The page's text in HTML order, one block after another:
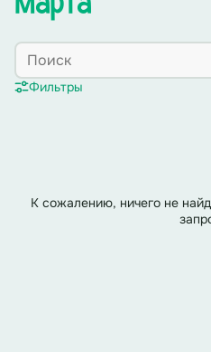
Фильтры
К сожалению, ничего не